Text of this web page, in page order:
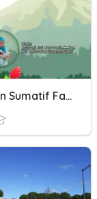
Asesmen Sumatif Fakta Dan Opini